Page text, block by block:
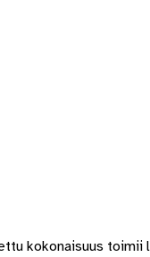
kokonaisuus